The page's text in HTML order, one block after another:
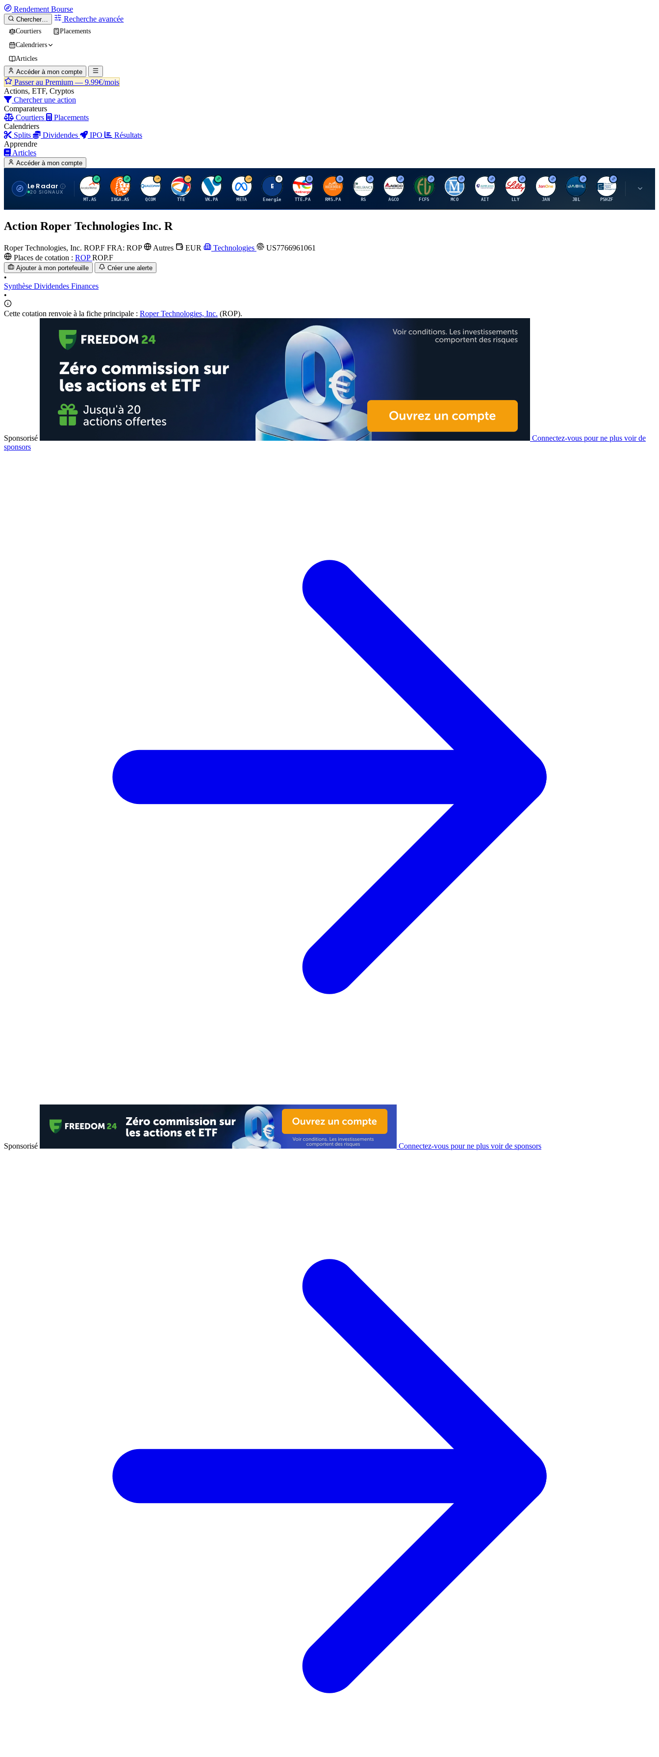
Rendement Bourse
Chercher… Recherche avancée
Courtiers
Placements
Calendriers
Articles
Accéder à mon compte
Passer au Premium — 9.99€/mois
Actions, ETF, Cryptos
Chercher une action
Comparateurs
Courtiers
Placements
Calendriers
Splits
Dividendes IPO
Résultats
Apprendre
Articles
Accéder à mon compte
Le Radar
20 SIGNAUX
A
MT.AS
I
INGA.AS
Q
QCOM
T
TTE
V
VK.PA
M
META
E
Energie
T
TTE.PA
H
RMS.PA
R
RS
A
AGCO
F
FCFS
M
MCO
A
AIT
E
LLY
J
JAN
J
JBL
P
PSHZF
O
Action Roper Technologies Inc. R
Roper Technologies, Inc. ROP.F FRA: ROP Autres EUR Technologies
US7766961061
Places de cotation : ROPROP.F
Ajouter à mon portefeuille Créer une alerte
•
Synthèse Dividendes Finances
•
Cette cotation renvoie à la fiche principale : Roper Technologies, Inc. (ROP).
Sponsorisé
Connectez-vous pour ne plus voir de
sponsors
Sponsorisé Connectez-vous pour ne plus voir de sponsors